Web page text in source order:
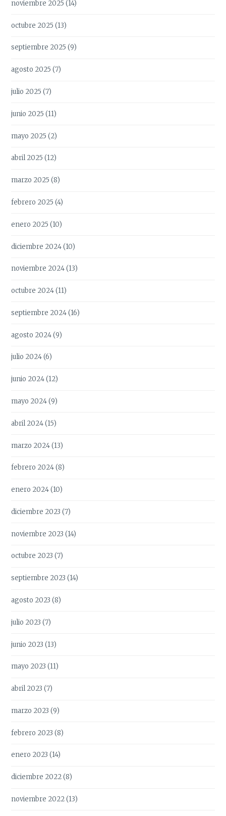
noviembre 2025 (14)
octubre 2025 (13)
septiembre 2025 (9)
agosto 2025 (7)
julio 2025 (7)
junio 2025 (11)
mayo 2025 (2)
abril 2025 (12)
marzo 2025 (8)
febrero 2025 (4)
enero 2025 (10)
diciembre 2024(10)
noviembre 2024(13)
octubre 2024(11)
septiembre 2024(16)
agosto 2024(9)
julio 2024(6)
junio 2024(12)
mayo 2024(9)
abril 2024(15)
marzo 2024(13)
febrero 2024(8)
enero 2024(10)
diciembre 2023 (7)
noviembre 2023 (14)
octubre 2023 (7)
septiembre 2023 (14)
agosto 2023 (8)
julio 2023 (7)
junio 2023 (13)
mayo 2023 (11)
abril 2023 (7)
marzo 2023 (9)
febrero 2023 (8)
enero 2023 (14)
diciembre 2022(8)
noviembre 2022(13)